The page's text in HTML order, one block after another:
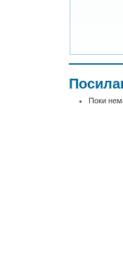
Поки